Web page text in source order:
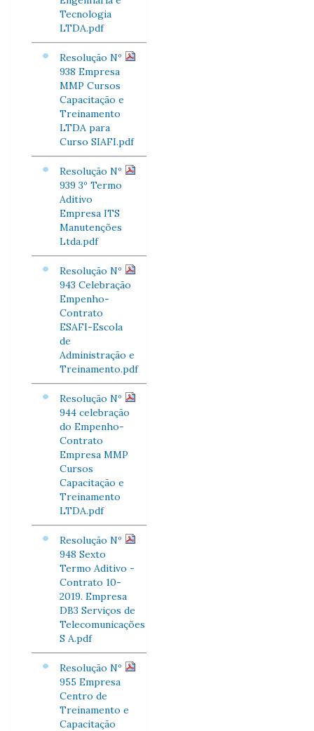
Tecnologia
LTDA.pdf
Resolução Nº
938 Empresa
MMP Cursos
Capacitação e
Treinamento
LTDA para
Curso SIAFI.pdf
Resolução Nº
939 3º Termo
Aditivo
Empresa ITS
Manutenções
Ltda.pdf
Resolução Nº
943 Celebração
Empenho-
Contrato
ESAFI-Escola
de
Administração e
Treinamento.pdf
Resolução Nº
944 celebração
do Empenho-
Contrato
Empresa MMP
Cursos
Capacitação e
Treinamento
LTDA.pdf
Resolução Nº
948 Sexto
Termo Aditivo -
Contrato 10-
2019. Empresa
DB3 Serviços de
Telecomunicações
S A.pdf
Resolução Nº
955 Empresa
Centro de
Treinamento e
Capacitação